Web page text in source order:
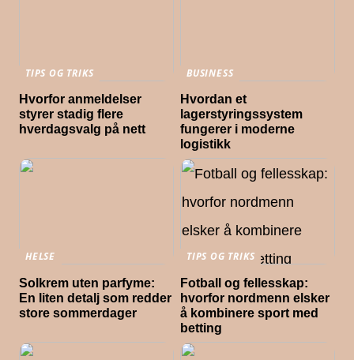
TIPS OG TRIKS
Hvorfor anmeldelser
styrer stadig flere
hverdagsvalg på nett
BUSINESS
Hvordan et
lagerstyringssystem
fungerer i moderne
logistikk
HELSE
Solkrem uten parfyme:
En liten detalj som redder
store sommerdager
TIPS OG TRIKS
Fotball og fellesskap:
hvorfor nordmenn elsker
å kombinere sport med
betting